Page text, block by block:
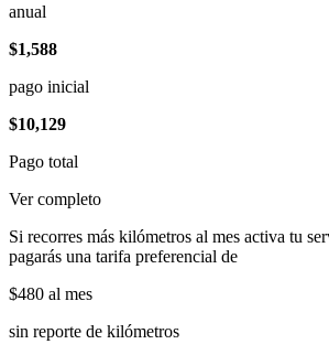
anual
$1,588
pago inicial
$10,129
Pago total
Ver completo
Si recorres más kilómetros al mes activa tu
pagarás una tarifa preferencial de
$480 al mes
sin reporte de kilómetros